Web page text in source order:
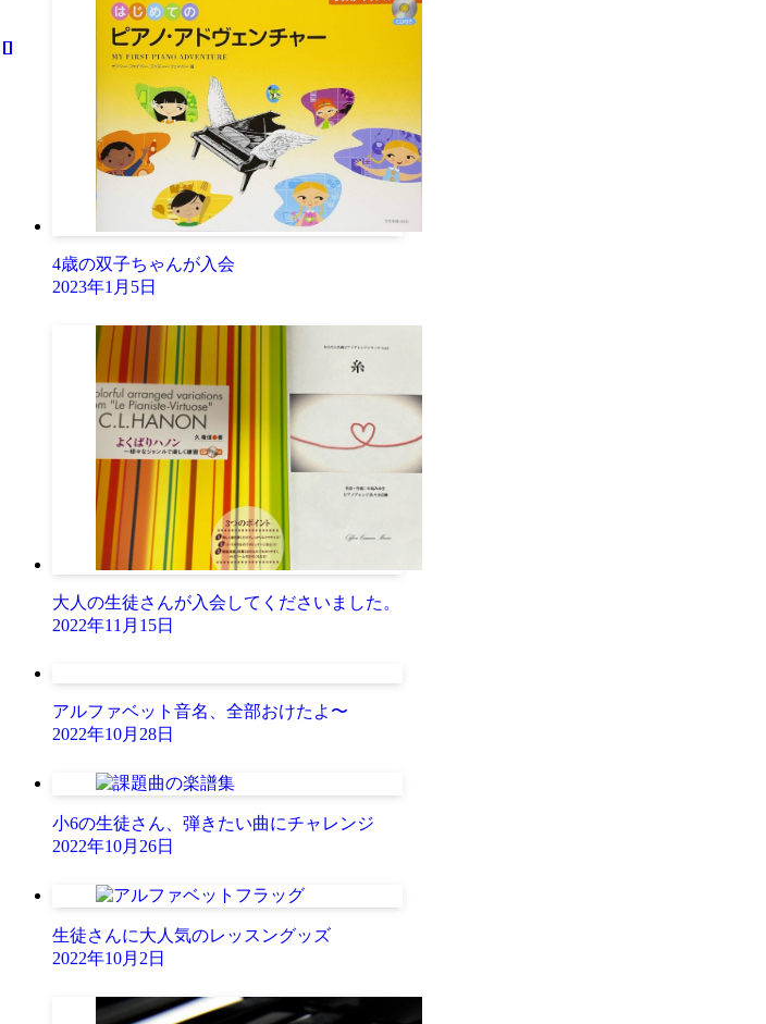
4歳の双子ちゃんが入会
2023年1月5日
大人の生徒さんが入会してくださいました。
2022年11月15日
アルファベット音名、全部おけたよ〜
2022年10月28日
小6の生徒さん、弾きたい曲にチャレンジ
2022年10月26日
生徒さんに大人気のレッスングッズ
2022年10月2日